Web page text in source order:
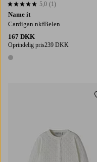
Name it
Cardigan nkfBelen
167 DKK
Oprindelig pris239 DKK
1 farve
5,0 baseret på 1 bedømmelser
5,0 (1)